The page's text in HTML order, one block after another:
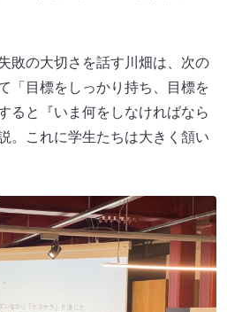
敗の大切さを話す川畑は、次の
「目標をしっかり持ち、目標を
ると『いま何をしなければなら
。これに学生たちは大きく頷い